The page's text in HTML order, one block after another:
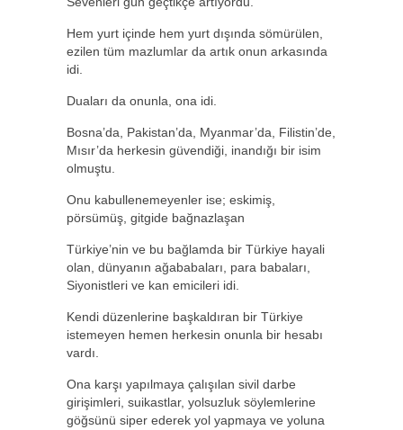
Hem yurt içinde hem yurt dışında sömürülen,
ezilen tüm mazlumlar da artık onun arkasında
idi.
Duaları da onunla, ona idi.
Bosna’da, Pakistan’da, Myanmar’da, Filistin’de,
Mısır’da herkesin güvendiği, inandığı bir isim
olmuştu.
Onu kabullenemeyenler ise; eskimiş,
pörsümüş, gitgide bağnazlaşan
Türkiye’nin ve bu bağlamda bir Türkiye hayali
olan, dünyanın ağababaları, para babaları,
Siyonistleri ve kan emicileri idi.
Kendi düzenlerine başkaldıran bir Türkiye
istemeyen hemen herkesin onunla bir hesabı
vardı.
Ona karşı yapılmaya çalışılan sivil darbe
girişimleri, suikastlar, yolsuzluk söylemlerine
göğsünü siper ederek yol yapmaya ve yoluna